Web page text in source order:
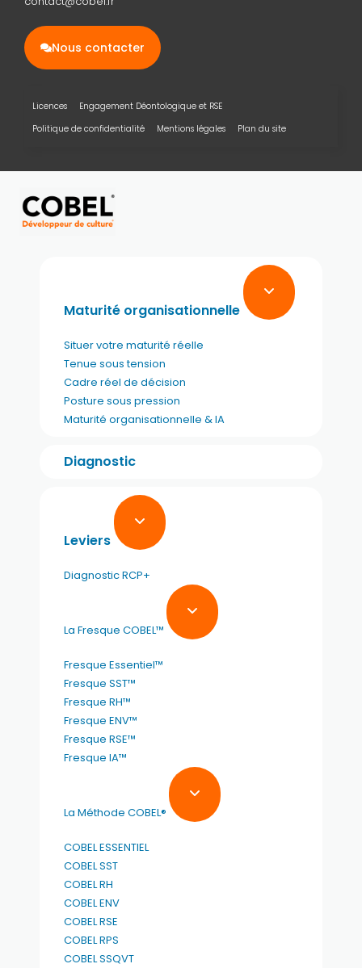
Nous contacter
Licences
Engagement Déontologique et RSE
Politique de confidentialité
Mentions légales Plan du site
Maturité organisationnelle
Situer votre maturité réelle
Tenue sous tension
Cadre réel de décision
Posture sous pression
Maturité organisationnelle & IA
Diagnostic
Leviers
Diagnostic RCP+
La Fresque COBEL™
Fresque Essentiel™
Fresque SST™
Fresque RH™
Fresque ENV™
Fresque RSE™
Fresque IA™
La Méthode COBEL®
COBEL ESSENTIEL
COBEL SST
COBEL RH
COBEL ENV
COBEL RSE
COBEL RPS
COBEL SSQVT